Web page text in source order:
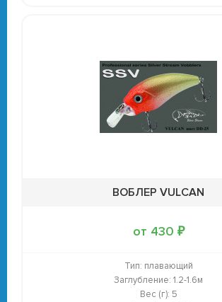
ВОБЛЕР VULCAN
от 430 ₽
Тип: плавающий
Заглубление: 1.2-1.6м
Вес (г): 5